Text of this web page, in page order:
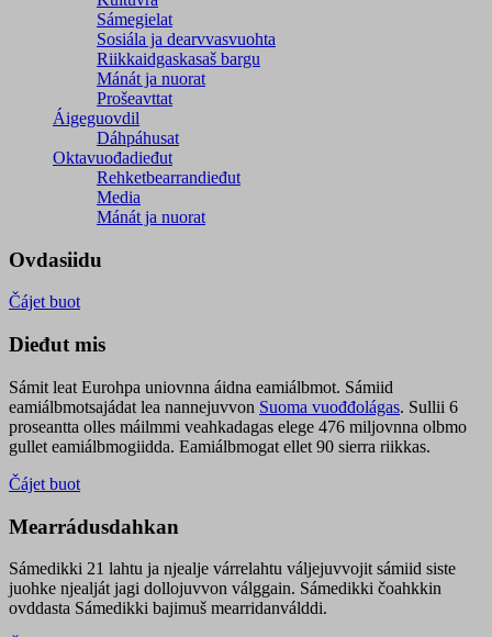
Sámegielat
Sosiála ja dearvvasvuohta
Riikkaidgaskasaš bargu
Mánát ja nuorat
Prošeavttat
Áigeguovdil
Dáhpáhusat
Oktavuođadieđut
Rehketbearrandieđut
Media
Mánát ja nuorat
Ovdasiidu
Čájet buot
Dieđut mis
Sámit leat Eurohpa uniovnna áidna eamiálbmot. Sámiid
eamiálbmotsajádat lea nannejuvvon Suoma vuođđolágas. Sullii 6
proseantta olles máilmmi veahkadagas elege 476 miljovnna olbmo
gullet eamiálbmogiidda. Eamiálbmogat ellet 90 sierra riikkas.
Čájet buot
Mearrádusdahkan
Sámedikki 21 lahtu ja njealje várrelahtu váljejuvvojit sámiid siste
juohke njealját jagi dollojuvvon válggain. Sámedikki čoahkkin
ovddasta Sámedikki bajimuš mearridanválddi.